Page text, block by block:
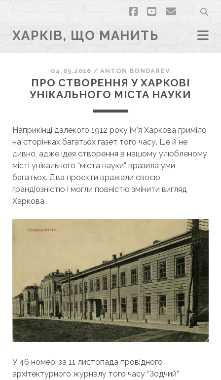
facebook
youtubeemail
ХАРКІВ, ЩО МАНИТЬ
04.03.2016 / ANTON BONDAREV
ПРО СТВОРЕННЯ У ХАРКОВІ
УНІКАЛЬНОГО МІСТА НАУКИ
Наприкінці далекого 1912 року ім’я Харкова гриміло
на сторінках багатьох газет того часу. Це й не
дивно, адже ідея створення в нашому улюбленому
місті унікального “міста науки” вразила уми
багатьох. Два проєкти вражали своєю
грандіозністю і могли повністю змінити вигляд
Харкова.
У 46 номері за 11 листопада провідного
архітектурного журналу того часу “Зодчий”